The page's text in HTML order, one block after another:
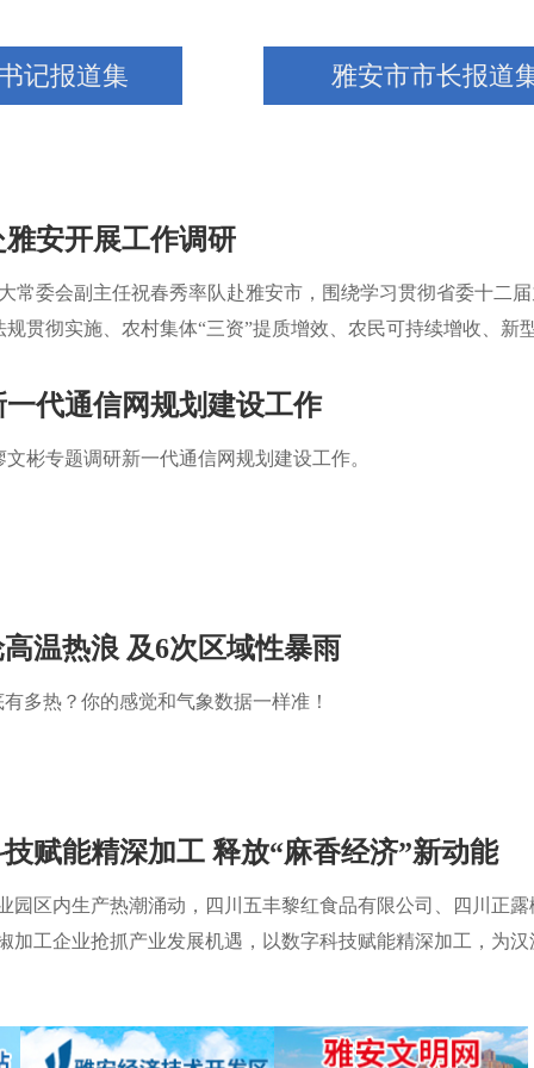
记报道集 雅安市市长报道
安开展工作调研
常委会副主任祝春秀率队赴雅安市，围绕学习贯彻省委十二
贯彻实施、农村集体“三资”提质增效、农民可持续增收、新
代通信网规划建设工作
彬专题调研新一代通信网规划建设工作。
温热浪 及6次区域性暴雨
多热？你的感觉和气象数据一样准！
赋能精深加工 释放“麻香经济”新动能
园区内生产热潮涌动，四川五丰黎红食品有限公司、四川正露
加工企业抢抓产业发展机遇，以数字科技赋能精深加工，为汉